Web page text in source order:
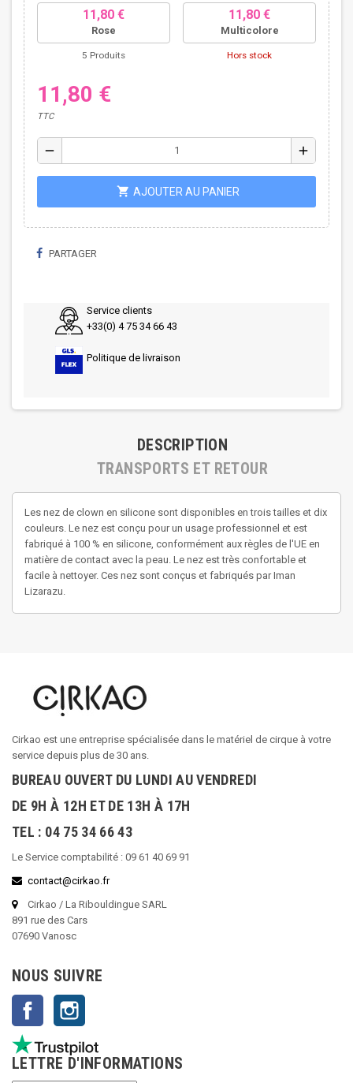
11,80 €
Rose
5 Produits
11,80 €
Multicolore
Hors stock
11,80 €
TTC
remove add
shopping_cart AJOUTER AU PANIER
PARTAGER
Service clients
+33(0) 4 75 34 66 43
Politique de livraison
DESCRIPTION
TRANSPORTS ET RETOUR
Les nez de clown en silicone sont disponibles en trois tailles et dix
couleurs. Le nez est conçu pour un usage professionnel et est
fabriqué à 100 % en silicone, conformément aux règles de l'UE en
matière de contact avec la peau. Le nez est très confortable et
facile à nettoyer. Ces nez sont conçus et fabriqués par Iman
Lizarazu.
Cirkao est une entreprise spécialisée dans le matériel de cirque à votre
service depuis plus de 30 ans.
BUREAU OUVERT DU LUNDI AU VENDREDI
DE 9H À 12H ET DE 13H À 17H
TEL : 04 75 34 66 43
Le Service comptabilité : 09 61 40 69 91
contact@cirkao.fr
Cirkao / La Ribouldingue SARL
891 rue des Cars
07690 Vanosc
NOUS SUIVRE
Facebook
LETTRE D'INFORMATIONS